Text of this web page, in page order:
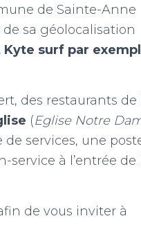
de Sainte-Anne
sa géolocalisation
surf par
des restaurants de
(Eglise Notre
services, une
à l’entrée de
de vous inviter à